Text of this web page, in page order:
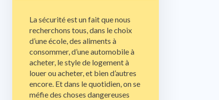
La sécurité est un fait que nous
recherchons tous, dans le choix
d’une école, des aliments à
consommer, d’une automobile à
acheter, le style de logement à
louer ou acheter, et bien d’autres
encore. Et dans le quotidien, on se
méfie des choses dangereuses